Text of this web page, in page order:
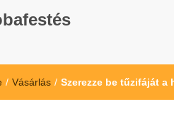
/ Vásárlás / Szerezze be tűzifáját